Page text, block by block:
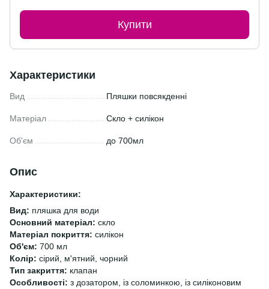
Купити
Характеристики
Вид Пляшки повсякденні
Матеріал Скло + силікон
Об'єм до 700мл
Опис
Характеристики:
Вид: пляшка для води
Основний матеріал: скло
Матеріал покриття: силікон
Об'єм: 700 мл
Колір: сірий, м'ятний, чорний
Тип закриття: клапан
Особливості: з дозатором, із соломинкою, із силіконовим